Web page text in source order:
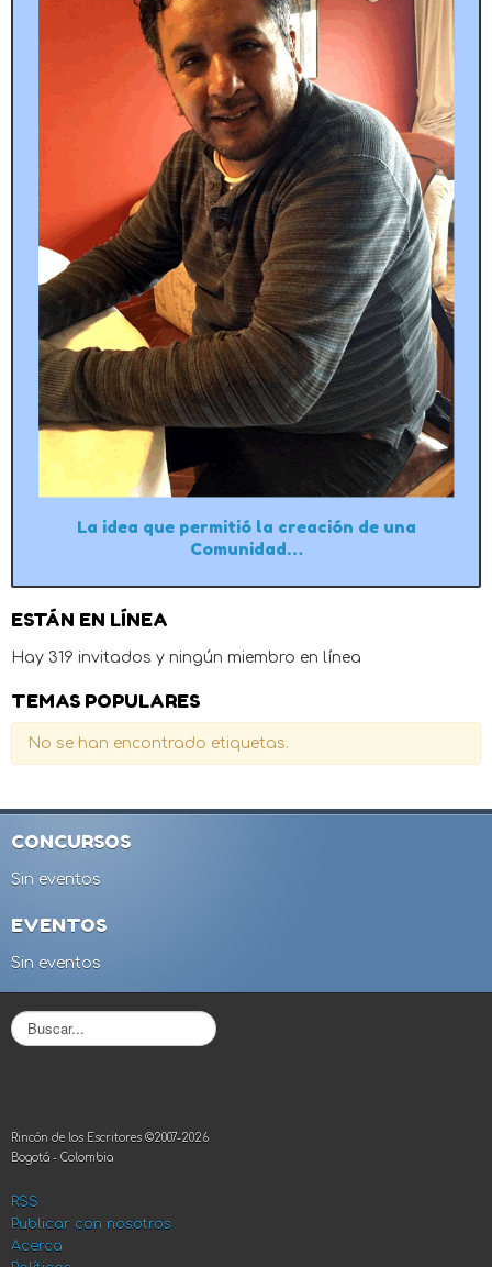
La idea que permitió la creación de una
Comunidad…
ESTÁN EN LÍNEA
Hay 319 invitados y ningún miembro en línea
TEMAS POPULARES
No se han encontrado etiquetas.
CONCURSOS
Sin eventos
EVENTOS
Sin eventos
B
u
r
.
.
Rincón de los Escritores ©2007-2026
Bogotá - Colombia
RSS
Publicar con nosotros
Acerca